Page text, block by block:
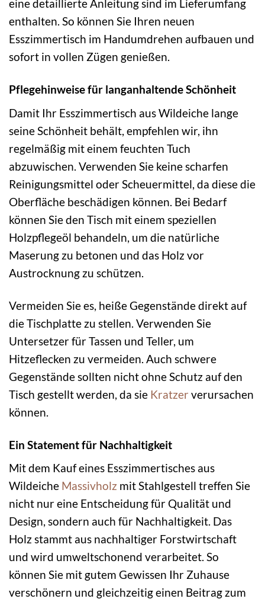
eine detaillierte Anleitung sind im Lieferumfang
enthalten. So können Sie Ihren neuen
Esszimmertisch im Handumdrehen aufbauen und
sofort in vollen Zügen genießen.
Pflegehinweise für langanhaltende Schönheit
Damit Ihr Esszimmertisch aus Wildeiche lange
seine Schönheit behält, empfehlen wir, ihn
regelmäßig mit einem feuchten Tuch
abzuwischen. Verwenden Sie keine scharfen
Reinigungsmittel oder Scheuermittel, da diese die
Oberfläche beschädigen können. Bei Bedarf
können Sie den Tisch mit einem speziellen
Holzpflegeöl behandeln, um die natürliche
Maserung zu betonen und das Holz vor
Austrocknung zu schützen.
Vermeiden Sie es, heiße Gegenstände direkt auf
die Tischplatte zu stellen. Verwenden Sie
Untersetzer für Tassen und Teller, um
Hitzeflecken zu vermeiden. Auch schwere
Gegenstände sollten nicht ohne Schutz auf den
Tisch gestellt werden, da sie Kratzer verursachen
können.
Ein Statement für Nachhaltigkeit
Mit dem Kauf eines Esszimmertisches aus
Wildeiche Massivholz mit Stahlgestell treffen Sie
nicht nur eine Entscheidung für Qualität und
Design, sondern auch für Nachhaltigkeit. Das
Holz stammt aus nachhaltiger Forstwirtschaft
und wird umweltschonend verarbeitet. So
können Sie mit gutem Gewissen Ihr Zuhause
verschönern und gleichzeitig einen Beitrag zum